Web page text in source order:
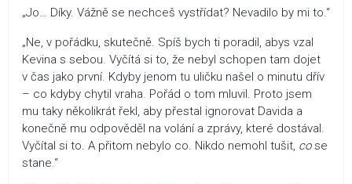
„Jo… Díky. Vážně se nechceš vystřídat? Nevadilo by mi to.“
„Ne, v pořádku, skutečně. Spíš bych ti poradil, abys vzal
Kevina s sebou. Vyčítá si to, že nebyl schopen tam dojet
v čas jako první. Kdyby jenom tu uličku našel o minutu dřív
– co kdyby chytil vraha. Pořád o tom mluvil. Proto jsem
mu taky několikrát řekl, aby přestal ignorovat Davida a
konečně mu odpověděl na volání a zprávy, které dostával.
Vyčítal si to. A přitom nebylo co. Nikdo nemohl tušit, cose
stane.“